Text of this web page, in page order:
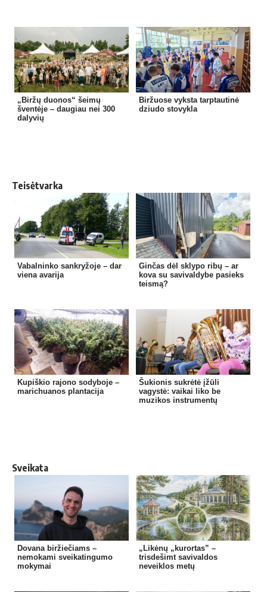
„Biržų duonos“ šeimų
šventėje – daugiau nei 300
dalyvių
Biržuose vyksta tarptautinė
dziudo stovykla
Teisėtvarka
Vabalninko sankryžoje – dar
viena avarija
Ginčas dėl sklypo ribų – ar
kova su savivaldybe pasieks
teismą?
Kupiškio rajono sodyboje –
marichuanos plantacija
Šukionis sukrėtė įžūli
vagystė: vaikai liko be
muzikos instrumentų
Sveikata
Dovana biržiečiams –
nemokami sveikatingumo
mokymai
„Likėnų „kurortas” –
trisdešimt savivaldos
neveiklos metų